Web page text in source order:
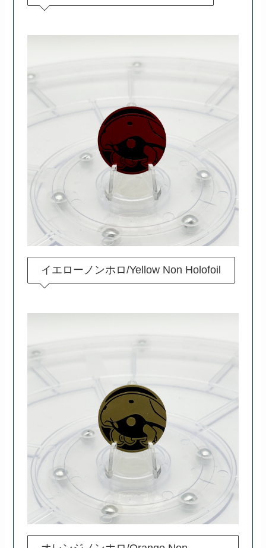
イエローノンホロ/Yellow Non Holofoil